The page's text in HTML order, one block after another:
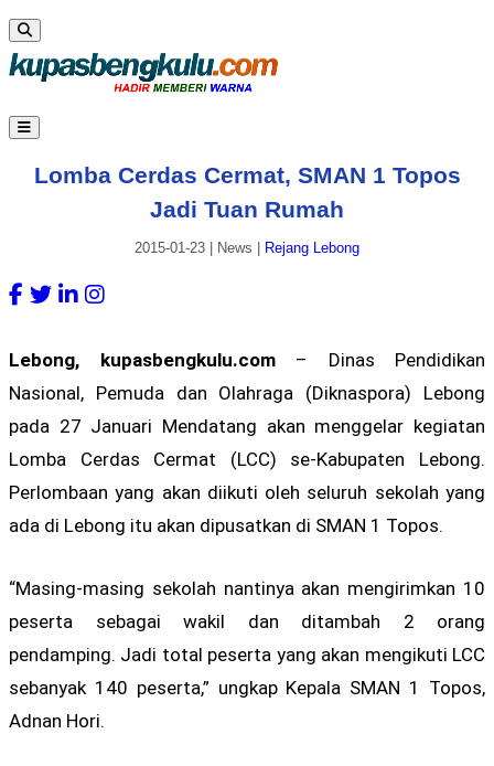
Lomba Cerdas Cermat, SMAN 1 Topos
Jadi Tuan Rumah
2015-01-23 News Rejang Lebong
Lebong, kupasbengkulu.com– Dinas Pendidikan
Nasional, Pemuda dan Olahraga (Diknaspora) Lebong
pada 27 Januari Mendatang akan menggelar kegiatan
Lomba Cerdas Cermat (LCC) se-Kabupaten Lebong.
Perlombaan yang akan diikuti oleh seluruh sekolah yang
ada di Lebong itu akan dipusatkan di SMAN 1 Topos.
“Masing-masing sekolah nantinya akan mengirimkan 10
peserta sebagai wakil dan ditambah 2 orang
pendamping. Jadi total peserta yang akan mengikuti LCC
sebanyak 140 peserta,” ungkap Kepala SMAN 1 Topos,
Adnan Hori.